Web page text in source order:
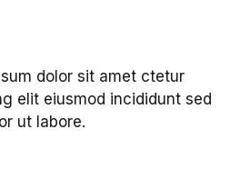
dolor sit amet ctetur
elit eiusmod incididunt sed
ut labore.